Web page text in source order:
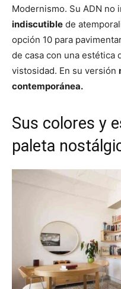
Modernismo. Su ADN no
indiscutible de
opción 10 para
de casa con una estética
vistosidad. En su versión
contemporánea.
Sus colores y
paleta